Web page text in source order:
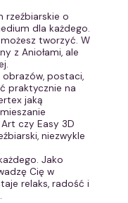
rzeźbiarskie o
dla każdego.
tworzyć. W
z Aniołami, ale
postaci,
praktycznie na
jaką
czy Easy 3D
niezwykle
Jako
Cię w
relaks, radość i